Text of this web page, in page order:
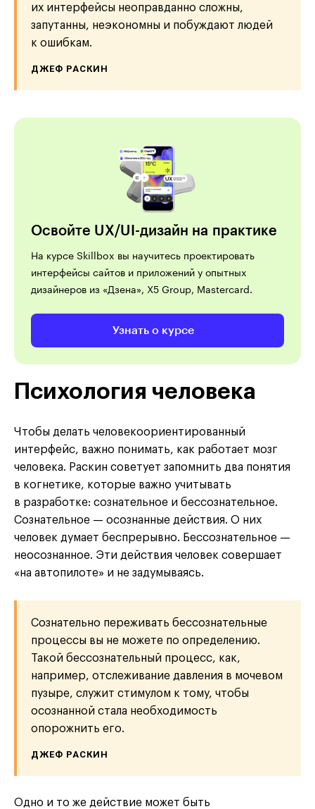
их интерфейсы неоправданно сложны,
запутанны, неэкономны и побуждают людей
к ошибкам.
ДЖЕФ РАСКИН
Освойте UX/UI-дизайн на практике
На курсе Skillbox вы научитесь проектировать
интерфейсы сайтов и приложений у опытных
дизайнеров из «Дзена», X5 Group, Masterсard.
Узнать о курсе
Психология человека
Чтобы делать человекоориентированный
интерфейс, важно понимать, как работает мозг
человека. Раскин советует запомнить два понятия
в когнетике, которые важно учитывать
в разработке: сознательное и бессознательное.
Сознательное — осознанные действия. О них
человек думает беспрерывно. Бессознательное —
неосознанное. Эти действия человек совершает
«на автопилоте» и не задумываясь.
Сознательно переживать бессознательные
процессы вы не можете по определению.
Такой бессознательный процесс, как,
например, отслеживание давления в мочевом
пузыре, служит стимулом к тому, чтобы
осознанной стала необходимость
опорожнить его.
ДЖЕФ РАСКИН
Одно и то же действие может быть